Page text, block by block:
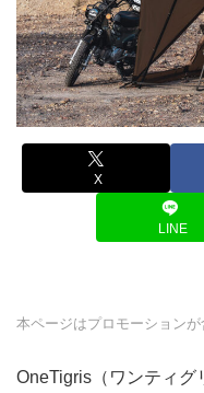
X
LINE
本ページはプロモーション
OneTigris（ワンティグ